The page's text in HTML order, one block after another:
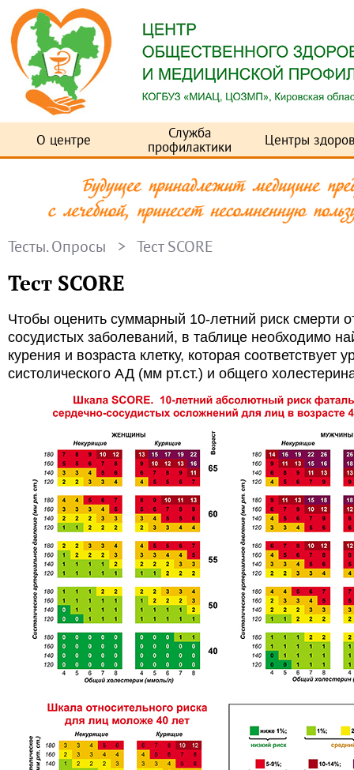
О центре
Служба
профилактики
Центры
Тесты. Опросы > Тест SCORE
Тест SCORE
Чтобы оценить суммарный 10-летний риск смерти
сосудистых заболеваний, в таблице необходимо
курения и возраста клетку, которая соответствует
систолического АД (мм рт.ст.) и общего